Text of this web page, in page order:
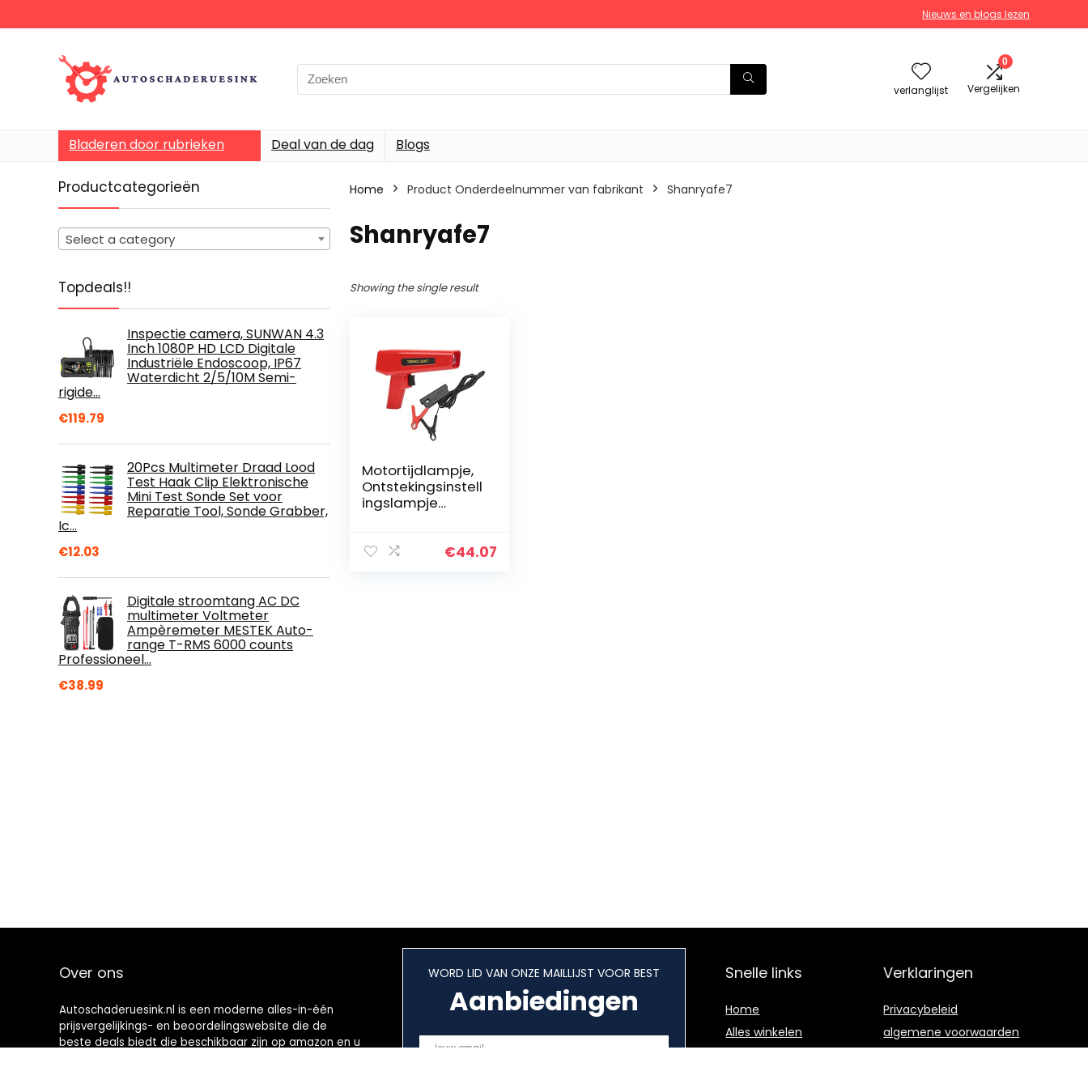
Nieuws en blogs lezen
verlanglijst
0
Vergelijken
Bladeren door rubrieken Deal van de dag Blogs
Productcategorieën
Select a category
Topdeals!!
Inspectie camera, SUNWAN 4.3
Inch 1080P HD LCD Digitale
Industriële Endoscoop, IP67
Waterdicht 2/5/10M Semi-
rigide…
€119.79
20Pcs Multimeter Draad Lood
Test Haak Clip Elektronische
Mini Test Sonde Set voor
Reparatie Tool, Sonde Grabber,
Ic…
€12.03
Digitale stroomtang AC DC
multimeter Voltmeter
Ampèremeter MESTEK Auto-
range T-RMS 6000 counts
Professioneel…
€38.99
Home Product Onderdeelnummer van fabrikant ‎Shanryafe7
‎Shanryafe7
Showing the single result
Motortijdlampje,
Ontstekingsinstell
ingslampje
€44.07
Over ons
Autoschaderuesink.nl is een moderne alles-in-één
prijsvergelijkings- en beoordelingswebsite die de
beste deals biedt die beschikbaar zijn op amazon en u
WORD LID VAN ONZE MAILLIJST VOOR BEST
Aanbiedingen
Snelle links
Home
Alles winkelen
Verklaringen
Privacybeleid
algemene voorwaarden